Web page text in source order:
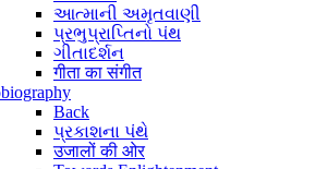
આત્માની અમૃતવાણી
પ્રભુપ્રાપ્તિનો પંથ
ગીતાદર્શન
गीता का संगीत
Back
પ્રકાશના પંથે
उजालों की ओर